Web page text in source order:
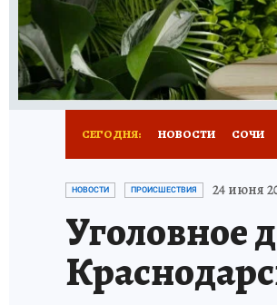
ВСЕ О КП РАДИО КП
СЕГОДНЯ: НОВОСТИ СОЧИ
ОТДЫХ В РОССИИ
НОВОСТИ ПРОИСШЕСТВИЯ 24 июня
Уголовное